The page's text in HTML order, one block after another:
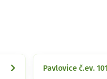
Pavlovice č.ev. 101